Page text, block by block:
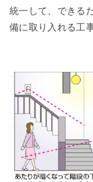
統一して、できる
備に取り入れる工